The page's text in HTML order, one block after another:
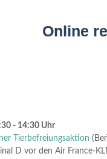
Online
- 14:30 Uhr
Tierbefreiungsaktion
D vor den Air France-